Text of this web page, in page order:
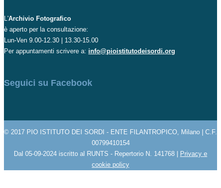
L'Archivio Fotografico
è aperto per la consultazione:
Lun-Ven 9.00-12.30 | 13.30-15.00
Per appuntamenti scrivere a: info@pioistitutodeisordi.org
Seguici su Facebook
© 2017 PIO ISTITUTO DEI SORDI - ENTE FILANTROPICO, Milano | C.F.
00799410154
Dal 05-09-2024 iscritto al RUNTS - Repertorio N. 141768 |
Privacy e
cookie policy